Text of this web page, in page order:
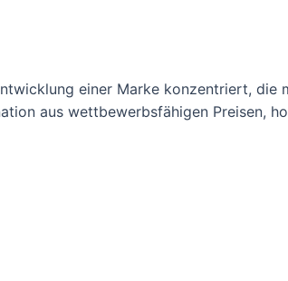
einer Marke konzentriert, die
aus wettbewerbsfähigen Preisen,